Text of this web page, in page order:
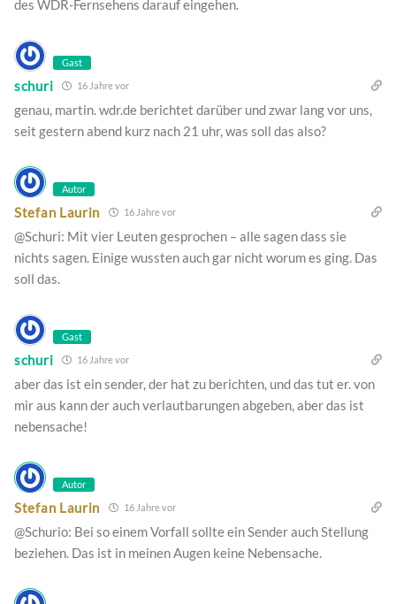
des WDR-Fernsehens darauf eingehen.
Gast
schuri 16 Jahre vor
genau, martin. wdr.de berichtet darüber und zwar lang vor uns,
seit gestern abend kurz nach 21 uhr, was soll das also?
Autor
Stefan Laurin 16 Jahre vor
@Schuri: Mit vier Leuten gesprochen – alle sagen dass sie
nichts sagen. Einige wussten auch gar nicht worum es ging. Das
soll das.
Gast
schuri 16 Jahre vor
aber das ist ein sender, der hat zu berichten, und das tut er. von
mir aus kann der auch verlautbarungen abgeben, aber das ist
nebensache!
Autor
Stefan Laurin 16 Jahre vor
@Schurio: Bei so einem Vorfall sollte ein Sender auch Stellung
beziehen. Das ist in meinen Augen keine Nebensache.